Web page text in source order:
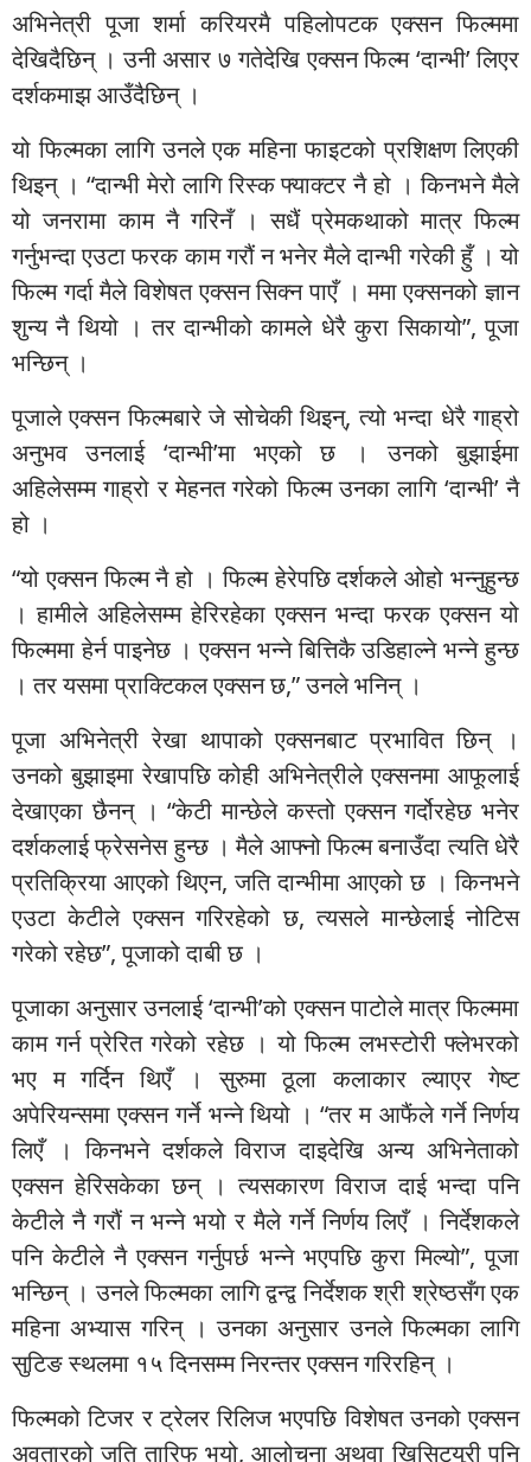
अभिनेत्री पूजा शर्मा करियरमै पहिलोपटक एक्सन फिल्ममा
देखिदैछिन् । उनी असार ७ गतेदेखि एक्सन फिल्म ‘दान्भी’ लिएर
दर्शकमाझ आउँदैछिन् ।
यो फिल्मका लागि उनले एक महिना फाइटको प्रशिक्षण लिएकी
थिइन् । “दान्भी मेरो लागि रिस्क फ्याक्टर नै हो । किनभने मैले
यो जनरामा काम नै गरिनँ । सधैं प्रेमकथाको मात्र फिल्म
गर्नुभन्दा एउटा फरक काम गरौं न भनेर मैले दान्भी गरेकी हुँ । यो
फिल्म गर्दा मैले विशेषत एक्सन सिक्न पाएँ । ममा एक्सनको ज्ञान
शुन्य नै थियो । तर दान्भीको कामले धेरै कुरा सिकायो”, पूजा
भन्छिन् ।
पूजाले एक्सन फिल्मबारे जे सोचेकी थिइन्, त्यो भन्दा धेरै गाह्रो
अनुभव उनलाई ‘दान्भी’मा भएको छ । उनको बुझाईमा
अहिलेसम्म गाह्रो र मेहनत गरेको फिल्म उनका लागि ‘दान्भी’ नै
हो ।
“यो एक्सन फिल्म नै हो । फिल्म हेरेपछि दर्शकले ओहो भन्नुहुन्छ
। हामीले अहिलेसम्म हेरिरहेका एक्सन भन्दा फरक एक्सन यो
फिल्ममा हेर्न पाइनेछ । एक्सन भन्ने बित्तिकै उडिहाल्ने भन्ने हुन्छ
। तर यसमा प्राक्टिकल एक्सन छ,” उनले भनिन् ।
पूजा अभिनेत्री रेखा थापाको एक्सनबाट प्रभावित छिन् ।
उनको बुझाइमा रेखापछि कोही अभिनेत्रीले एक्सनमा आफूलाई
देखाएका छैनन् । “केटी मान्छेले कस्तो एक्सन गर्दोरहेछ भनेर
दर्शकलाई फ्रेसनेस हुन्छ । मैले आफ्नो फिल्म बनाउँदा त्यति धेरै
प्रतिक्रिया आएको थिएन, जति दान्भीमा आएको छ । किनभने
एउटा केटीले एक्सन गरिरहेको छ, त्यसले मान्छेलाई नोटिस
गरेको रहेछ”, पूजाको दाबी छ ।
पूजाका अनुसार उनलाई ‘दान्भी’को एक्सन पाटोले मात्र फिल्ममा
काम गर्न प्रेरित गरेको रहेछ । यो फिल्म लभस्टोरी फ्लेभरको
भए म गर्दिन थिएँ । सुरुमा ठूला कलाकार ल्याएर गेष्ट
अपेरियन्समा एक्सन गर्ने भन्ने थियो । “तर म आफैंले गर्ने निर्णय
लिएँ । किनभने दर्शकले विराज दाइदेखि अन्य अभिनेताको
एक्सन हेरिसकेका छन् । त्यसकारण विराज दाई भन्दा पनि
केटीले नै गरौं न भन्ने भयो र मैले गर्ने निर्णय लिएँ । निर्देशकले
पनि केटीले नै एक्सन गर्नुपर्छ भन्ने भएपछि कुरा मिल्यो”, पूजा
भन्छिन् । उनले फिल्मका लागि द्वन्द्व निर्देशक श्री श्रेष्ठसँग एक
महिना अभ्यास गरिन् । उनका अनुसार उनले फिल्मका लागि
सुटिङ स्थलमा १५ दिनसम्म निरन्तर एक्सन गरिरहिन् ।
फिल्मको टिजर र ट्रेलर रिलिज भएपछि विशेषत उनको एक्सन
अवतारको जति तारिफ भयो, आलोचना अथवा खिसिट्युरी पनि